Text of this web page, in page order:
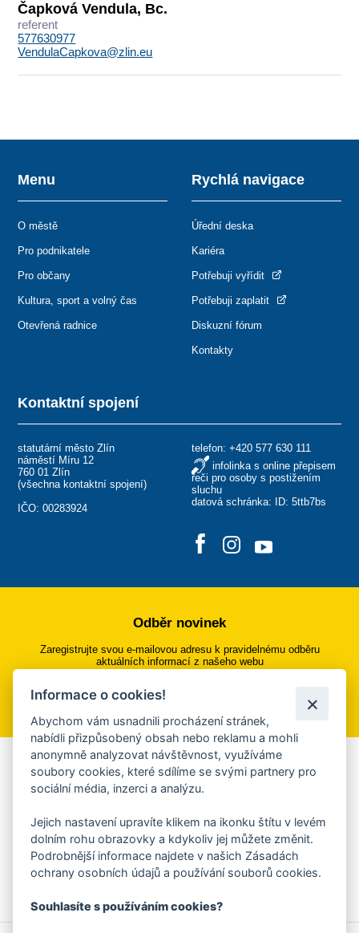
Čapková Vendula, Bc.
referent
577630977
VendulaCapkova@zlin.eu
Kontaktní spojení
statutární město Zlín
náměstí Míru 12
760 01 Zlín
(všechna kontaktní spojení)
IČO: 00283924
telefon: +420 577 630 111
infolinka s online přepisem
řeči pro osoby s postižením
sluchu
datová schránka: ID: 5ttb7bs
Menu
O městě
Pro podnikatele
Pro občany
Kultura, sport a volný čas
Otevřená radnice
Rychlá navigace
Úřední deska
Kariéra
Potřebuji vyřídit
Potřebuji zaplatit
Diskuzní fórum
Kontakty
Odběr novinek
Zaregistrujte svou e-mailovou adresu k pravidelnému odběru
aktuálních informací z našeho webu
Přihlásit se k odběru
Aplikace Mobilní rozhlas
Chcete dostávat do svého mobilu či mailu upozornění na
ankety, pozvánky na kulturní a sportovní akce?
Více informací o aplikaci
Informace o cookies!
Abychom vám usnadnili procházení stránek,
nabídli přizpůsobený obsah nebo reklamu a mohli
anonymně analyzovat návštěvnost, využíváme
soubory cookies, které sdílíme se svými partnery pro
sociální média, inzerci a analýzu.
Jejich nastavení upravíte klikem na ikonku štítu v levém
dolním rohu obrazovky a kdykoliv jej můžete změnit.
Podrobnější informace najdete v našich Zásadách
ochrany osobních údajů a používání souborů cookies.
Souhlasíte s používáním cookies?